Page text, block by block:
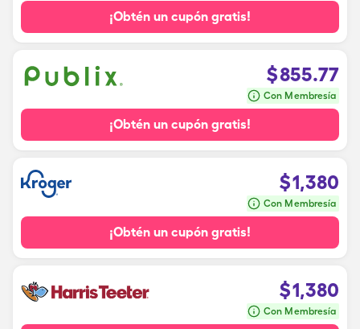
¡Obtén un cupón gratis!
$855.77
Con Membresía
¡Obtén un cupón gratis!
$1,380
Con Membresía
¡Obtén un cupón gratis!
$1,380
Con Membresía